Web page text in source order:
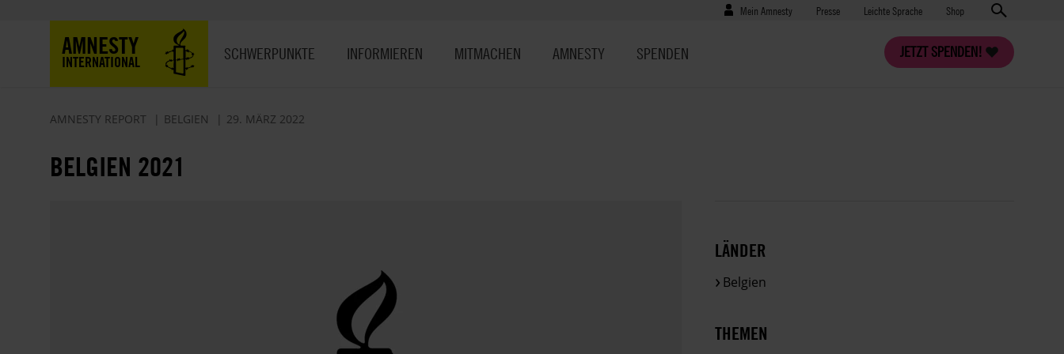
Benutzermenü
Mein Amnesty Presse
Presse Leichte Sprache Shop
AMNESTY
INTERNATIONAL
JETZT SPENDEN!
SCHWERPUNKTE INFORMIEREN MITMACHEN AMNESTY SPENDEN
AMNESTY REPORT BELGIEN 29. MÄRZ 2022
BELGIEN 2021
LÄNDER
Belgien
THEMEN